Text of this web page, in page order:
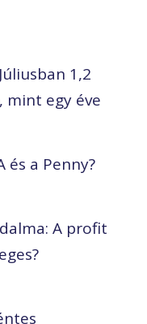
1,2
mint egy éve
és a Penny?
A profit